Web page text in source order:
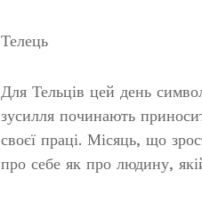
Телець
Для Тельців цей день
зусилля починають
своєї праці. Місяць, що
про себе як про людину,